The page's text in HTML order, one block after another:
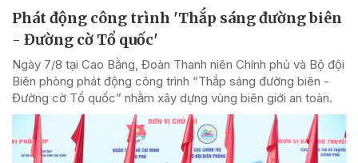
Phát động công trình 'Thắp sáng đường biên
- Đường cờ Tổ quốc'
Ngày 7/8 tại Cao Bằng, Đoàn Thanh niên Chính phủ và Bộ đội
Biên phòng phát động công trình “Thắp sáng đường biên -
Đường cờ Tổ quốc” nhằm xây dựng vùng biên giới an toàn.